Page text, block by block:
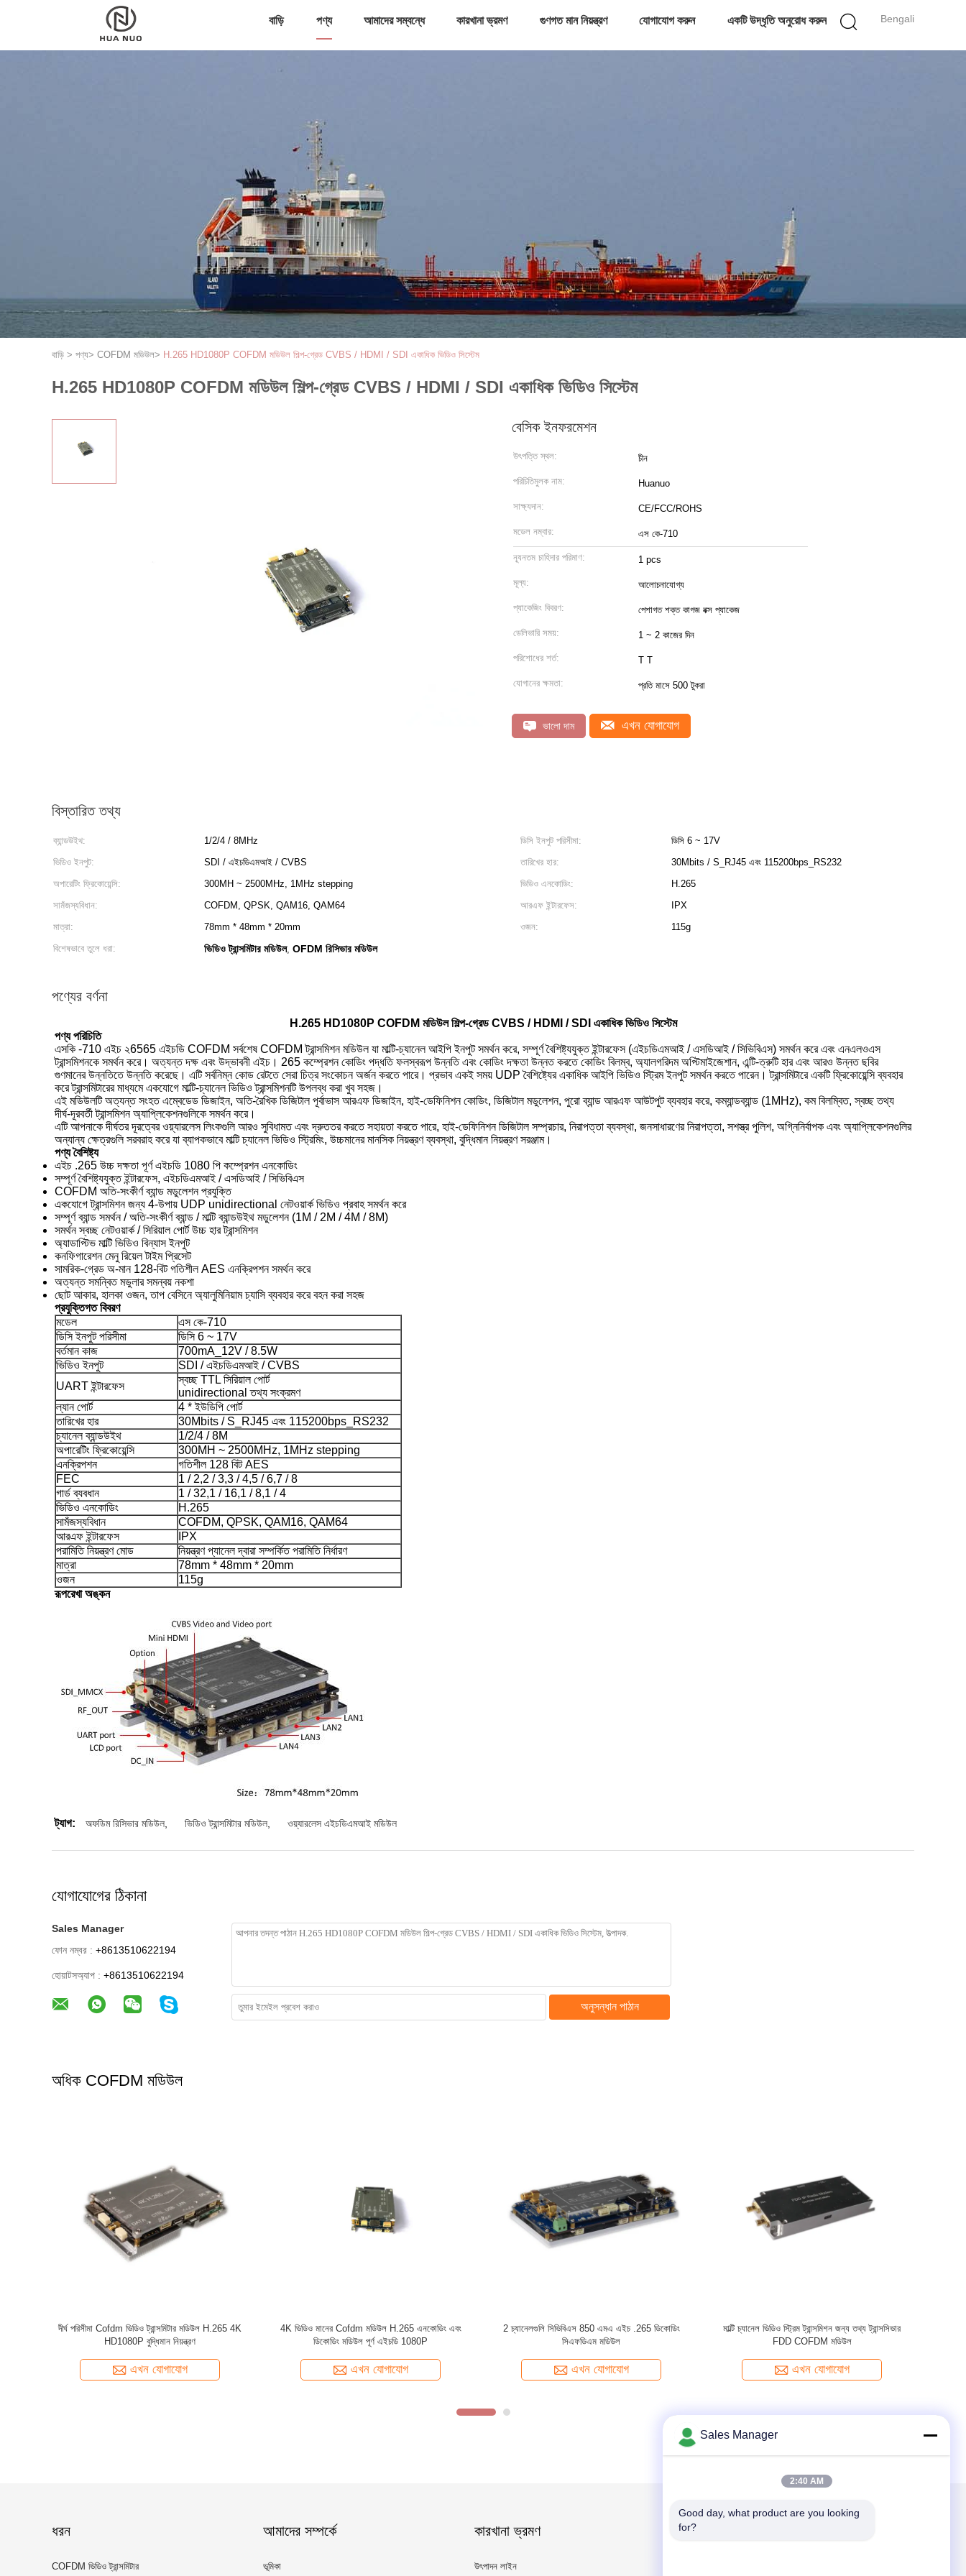
Bengali
বাড়ি পণ্য আমাদের সম্বন্ধে কারখানা ভ্রমণ গুণগত মান নিয়ন্ত্রণ যোগাযোগ করুন একটি উদ্ধৃতি অনুরোধ করুন
বাড়ি > পণ্য> COFDM মডিউল> H.265 HD1080P COFDM মডিউল শিল্প-গ্রেড CVBS / HDMI / SDI একাধিক ভিডিও সিস্টেম
H.265 HD1080P COFDM মডিউল শিল্প-গ্রেড CVBS / HDMI / SDI একাধিক ভিডিও সিস্টেম
বেসিক ইনফরমেশন
উৎপত্তি স্থল: চীন
পরিচিতিমুলক নাম: Huanuo
সাক্ষ্যদান: CE/FCC/ROHS
মডেল নম্বার: এস কে-710
ন্যূনতম চাহিদার পরিমাণ: 1 pcs
মূল্য: আলোচনাযোগ্য
প্যাকেজিং বিবরণ: পেশাগত শক্ত কাগজ বক্স প্যাকেজ
ডেলিভারি সময়: 1 ~ 2 কাজের দিন
পরিশোধের শর্ত: T T
যোগানের ক্ষমতা: প্রতি মাসে 500 টুকরা
ভালো দাম এখন যোগাযোগ
বিস্তারিত তথ্য
ব্যান্ডউইথ: 1/2/4 / 8MHz ডিসি ইনপুট পরিসীমা:
ডিসি 6 ~ 17V
ভিডিও ইনপুট:
SDI / এইচডিএমআই / CVBS তারিখের হার:
30Mbits / S_RJ45 এবং 115200bps_RS232
অপারেটিং ফ্রিকোয়েন্সি:
300MH ~ 2500MHz, 1MHz stepping ভিডিও এনকোডিং:
H.265
সামঁজস্যবিধান:
COFDM, QPSK, QAM16, QAM64 আরএফ ইন্টারফেস:
IPX
মাত্রা:
78mm * 48mm * 20mm ওজন:
115g
বিশেষভাবে তুলে ধরা:
ভিডিও ট্রান্সমিটার মডিউল, OFDM রিসিভার মডিউল
পণ্যের বর্ণনা
H.265 HD1080P COFDM মডিউল শিল্প-গ্রেড CVBS / HDMI / SDI একাধিক ভিডিও সিস্টেম
পণ্য পরিচিতি
এসকি -710 এইচ ২6565 এইচডি COFDM সর্বশেষ COFDM ট্রান্সমিশন মডিউল যা মাল্টি-চ্যানেল আইপি ইনপুট সমর্থন করে, সম্পূর্ণ বৈশিষ্ট্যযুক্ত ইন্টারফেস (এইচডিএমআই / এসডিআই / সিভিবিএস) সমর্থন করে এবং এনএলওএস
ট্রান্সমিশনকে সমর্থন করে। অত্যন্ত দক্ষ এবং উদ্ভাবনী এইচ। 265 কম্প্রেশন কোডিং পদ্ধতি ফলস্বরূপ উন্নতি এবং কোডিং দক্ষতা উন্নত করতে কোডিং বিলম্ব, অ্যালগরিদম অপ্টিমাইজেশান, এন্টি-ত্রুটি হার এবং আরও উন্নত ছবির
গুণমানের উন্নতিতে উন্নতি করেছে। এটি সর্বনিম্ন কোড রেটতে সেরা চিত্র সংকোচন অর্জন করতে পারে। প্রভাব একই সময় UDP বৈশিষ্ট্যের একাধিক আইপি ভিডিও স্ট্রিম ইনপুট সমর্থন করতে পারেন। ট্রান্সমিটারে একটি ফ্রিকোয়েন্সি ব্যবহার
করে ট্রান্সমিটারের মাধ্যমে একযোগে মাল্টি-চ্যানেল ভিডিও ট্রান্সমিশনটি উপলব্ধ করা খুব সহজ।
এই মডিউলটি অত্যন্ত সংহত এম্বেডেড ডিজাইন, অতি-রৈখিক ডিজিটাল পূর্বাভাস আরএফ ডিজাইন, হাই-ডেফিনিশন কোডিং, ডিজিটাল মডুলেশন, পুরো ব্যান্ড আরএফ আউটপুট ব্যবহার করে, কম্যান্ডব্যান্ড (1MHz), কম বিলম্বিত, স্বচ্ছ তথ্য
দীর্ঘ-দূরবর্তী ট্রান্সমিশন অ্যাপ্লিকেশনগুলিকে সমর্থন করে।
এটি আপনাকে দীর্ঘতর দূরত্বের ওয়্যারলেস লিংকগুলি আরও সুবিধামত এবং দ্রুততর করতে সহায়তা করতে পারে, হাই-ডেফিনিশন ডিজিটাল সম্প্রচার, নিরাপত্তা ব্যবস্থা, জনসাধারণের নিরাপত্তা, সশস্ত্র পুলিশ, অগ্নিনির্বাপক এবং অ্যাপ্লিকেশনগুলির
অন্যান্য ক্ষেত্রগুলি সরবরাহ করে যা ব্যাপকভাবে মাল্টি চ্যানেল ভিডিও স্ট্রিমিং, উচ্চমানের মানসিক নিয়ন্ত্রণ ব্যবস্থা, বুদ্ধিমান নিয়ন্ত্রণ সরঞ্জাম।
পণ্য বৈশিষ্ট্য
এইচ .265 উচ্চ দক্ষতা পূর্ণ এইচডি 1080 পি কম্প্রেশন এনকোডিং
সম্পূর্ণ বৈশিষ্ট্যযুক্ত ইন্টারফেস, এইচডিএমআই / এসডিআই / সিভিবিএস
COFDM অতি-সংকীর্ণ ব্যান্ড মডুলেশন প্রযুক্তি
একযোগে ট্রান্সমিশন জন্য 4-উপায় UDP unidirectional নেটওয়ার্ক ভিডিও প্রবাহ সমর্থন করে
সম্পূর্ণ ব্যান্ড সমর্থন / অতি-সংকীর্ণ ব্যান্ড / মাল্টি ব্যান্ডউইথ মডুলেশন (1M / 2M / 4M / 8M)
সমর্থন স্বচ্ছ নেটওয়ার্ক / সিরিয়াল পোর্ট উচ্চ হার ট্রান্সমিশন
অ্যাডাপ্টিভ মাল্টি ভিডিও বিন্যাস ইনপুট
কনফিগারেশন মেনু রিয়েল টাইম প্রিসেট
সামরিক-গ্রেড অ-মান 128-বিট গতিশীল AES এনক্রিপশন সমর্থন করে
অত্যন্ত সমন্বিত মডুলার সমন্বয় নকশা
ছোট আকার, হালকা ওজন, তাপ বেসিনে অ্যালুমিনিয়াম চ্যাসি ব্যবহার করে বহন করা সহজ
প্রযুক্তিগত বিবরণ
মডেল
এস কে-710
ডিসি ইনপুট পরিসীমা
ডিসি 6 ~ 17V
বর্তমান কাজ
700mA_12V / 8.5W
ভিডিও ইনপুট
SDI / এইচডিএমআই / CVBS
UART ইন্টারফেস
স্বচ্ছ TTL সিরিয়াল পোর্ট
unidirectional তথ্য সংক্রমণ
ল্যান পোর্ট
4 * ইউডিপি পোর্ট
তারিখের হার
30Mbits / S_RJ45 এবং 115200bps_RS232
চ্যানেল ব্যান্ডউইথ
1/2/4 / 8M
অপারেটিং ফ্রিকোয়েন্সি
300MH ~ 2500MHz, 1MHz stepping
এনক্রিপশন
গতিশীল 128 বিট AES
FEC
1 / 2,2 / 3,3 / 4,5 / 6,7 / 8
গার্ড ব্যবধান
1 / 32,1 / 16,1 / 8,1 / 4
ভিডিও এনকোডিং
H.265
সামঁজস্যবিধান
COFDM, QPSK, QAM16, QAM64
আরএফ ইন্টারফেস
IPX
পরামিতি নিয়ন্ত্রণ মোড
নিয়ন্ত্রণ প্যানেল দ্বারা সম্পর্কিত পরামিতি নির্ধারণ
মাত্রা
78mm * 48mm * 20mm
ওজন
115g
রূপরেখা অঙ্কন
ট্যাগ: অফডিম রিসিভার মডিউল ভিডিও ট্রান্সমিটার মডিউল ওয়্যারলেস এইচডিএমআই মডিউল
যোগাযোগের ঠিকানা
Sales Manager
ফোন নম্বর : +8613510622194
হোয়াটসঅ্যাপ : +8613510622194
অনুসন্ধান পাঠান
অধিক COFDM মডিউল
দীর্ঘ পরিসীমা Cofdm ভিডিও ট্রান্সমিটার মডিউল H.265 4K
HD1080P বুদ্ধিমান নিয়ন্ত্রণ
এখন যোগাযোগ
4K ভিডিও মানের Cofdm মডিউল H.265 এনকোডিং এবং
ডিকোডিং মডিউল পূর্ণ এইচডি 1080P
এখন যোগাযোগ
2 চ্যানেলগুলি সিভিবিএস 850 এমএ এইচ .265 ডিকোডিং
সিএফডিএম মডিউল
এখন যোগাযোগ
মাল্টি চ্যানেল ভিডিও স্ট্রিম ট্রান্সমিশন জন্য তথ্য ট্রান্সসিভার
FDD COFDM মডিউল
এখন যোগাযোগ
ধরন
COFDM ভিডিও ট্রান্সমিটার
আমাদের সম্পর্কে
ভূমিকা
কারখানা ভ্রমণ
উৎপাদন লাইন
আমাদের মেইল ​​করুন
Sales Manager
2:40 AM
Good day, what product are you looking
for?